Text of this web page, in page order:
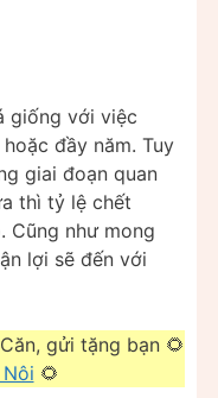
giống với việc
đầy năm. Tuy
giai đoạn quan
thì tỷ lệ chết
Cũng như mong
lợi sẽ đến với
gửi tặng bạn 🌻
🌻